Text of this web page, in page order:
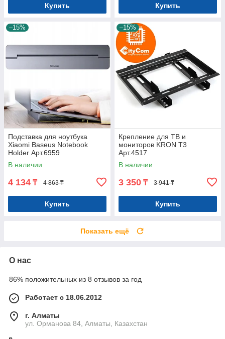
Купить Купить
–15%
Подставка для ноутбука
Xiaomi Baseus Notebook
Holder Арт.6959
В наличии
4 134 ₸ 4 863 ₸
Купить
–15%
Крепление для ТВ и
мониторов KRON T3
Арт.4517
В наличии
3 350 ₸ 3 941 ₸
Купить
Показать ещё
О нас
86% положительных из 8 отзывов за год
Работает с 18.06.2012
г. Алматы
ул. Орманова 84, Алматы, Казахстан